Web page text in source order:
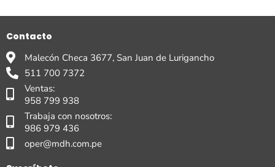
Contacto
Malecón Checa 3677, San Juan de Lurigancho
511 700 7372
Ventas:
958 799 938
Trabaja con nosotros:
986 979 436
oper@mdh.com.pe